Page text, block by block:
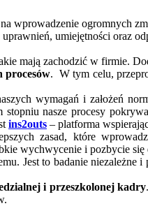
wprowadzenie ogromnych
umiejętności oraz
mają zachodzić w firmie.
procesów. W tym celu,
wymagań i założeń
nasze procesy
ins2outs – platforma
zasad, które
wychwycenie i pozbycie się
Jest to badanie niezależne
i przeszkolonej kadry